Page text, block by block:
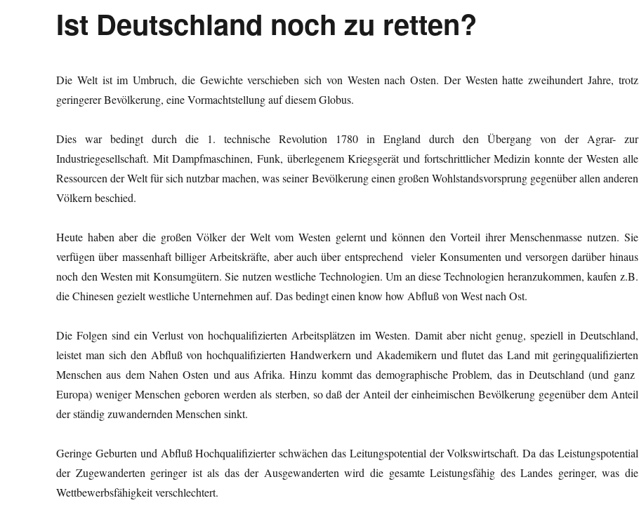
Ist Deutschland noch zu retten?
Die Welt ist im Umbruch, die Gewichte verschieben sich von Westen nach Osten. Der Westen hatte zweihundert Jahre, trotz
geringerer Bevölkerung, eine Vormachtstellung auf diesem Globus.
Dies war bedingt durch die 1. technische Revolution 1780 in England durch den Übergang von der Agrar- zur
Industriegesellschaft. Mit Dampfmaschinen, Funk, überlegenem Kriegsgerät und fortschrittlicher Medizin konnte der Westen alle
Ressourcen der Welt für sich nutzbar machen, was seiner Bevölkerung einen großen Wohlstandsvorsprung gegenüber allen anderen
Völkern beschied.
Heute haben aber die großen Völker der Welt vom Westen gelernt und können den Vorteil ihrer Menschenmasse nutzen. Sie
verfügen über massenhaft billiger Arbeitskräfte, aber auch über entsprechend vieler Konsumenten und versorgen darüber hinaus
noch den Westen mit Konsumgütern. Sie nutzen westliche Technologien. Um an diese Technologien heranzukommen, kaufen z.B.
die Chinesen gezielt westliche Unternehmen auf. Das bedingt einen know how Abfluß von West nach Ost.
Die Folgen sind ein Verlust von hochqualifizierten Arbeitsplätzen im Westen. Damit aber nicht genug, speziell in Deutschland,
leistet man sich den Abfluß von hochqualifizierten Handwerkern und Akademikern und flutet das Land mit geringqualifizierten
Menschen aus dem Nahen Osten und aus Afrika. Hinzu kommt das demographische Problem, das in Deutschland (und ganz
Europa) weniger Menschen geboren werden als sterben, so daß der Anteil der einheimischen Bevölkerung gegenüber dem Anteil
der ständig zuwandernden Menschen sinkt.
Geringe Geburten und Abfluß Hochqualifizierter schwächen das Leitungspotential der Volkswirtschaft. Da das Leistungspotential
der Zugewanderten geringer ist als das der Ausgewanderten wird die gesamte Leistungsfähig des Landes geringer, was die
Wettbewerbsfähigkeit verschlechtert.